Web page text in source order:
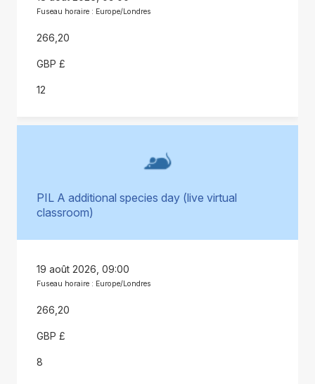
Fuseau horaire : Europe/Londres
266,20
GBP £
12
PIL A additional species day (live virtual
classroom)
19 août 2026, 09:00
Fuseau horaire : Europe/Londres
266,20
GBP £
8